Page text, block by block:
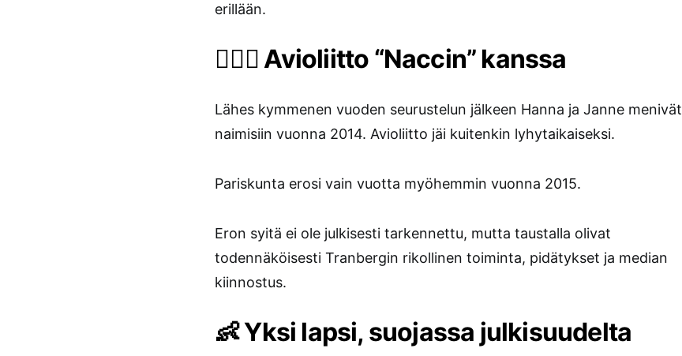
erillään.
👰🏽‍♀️ Avioliitto “Naccin” kanssa
Lähes kymmenen vuoden seurustelun jälkeen Hanna ja Janne menivät
naimisiin vuonna 2014. Avioliitto jäi kuitenkin lyhytaikaiseksi.
Pariskunta erosi vain vuotta myöhemmin vuonna 2015.
Eron syitä ei ole julkisesti tarkennettu, mutta taustalla olivat
todennäköisesti Tranbergin rikollinen toiminta, pidätykset ja median
kiinnostus.
👶 Yksi lapsi, suojassa julkisuudelta